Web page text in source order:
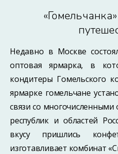
Недавно в Москве
оптовая ярмарка, в
кондитеры Гомельского
ярмарке гомельчане
связи со
республик и областей
вкусу пришлись
изготавливает комбинат